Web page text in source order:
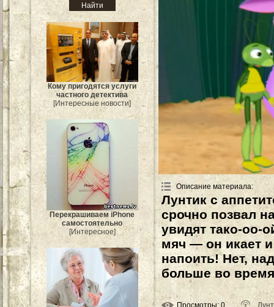
Кому пригодятся услуги
частного детектива
[Интересные новости]
Перекрашиваем iPhone
самостоятельно
[Интересное]
Описание материала:
Лунтик с
срочно позвал
увидят тако-оо-
мяч — он икает и
напоить! Нет,
больше во
Просмотры: 0